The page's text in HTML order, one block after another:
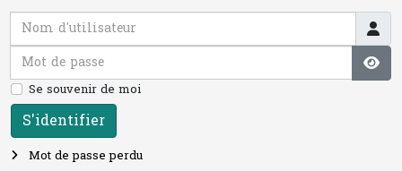
Nom d'utilisateur
Mot de passe
Se souvenir de moi
S'identifier
Mot de passe perdu